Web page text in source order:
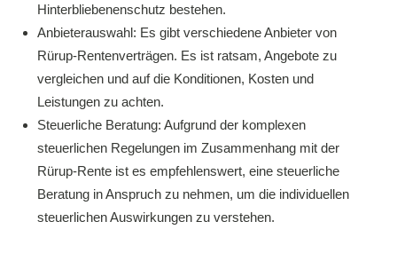
Hinterbliebenenschutz bestehen.
Anbieterauswahl: Es gibt verschiedene Anbieter von
Rürup-Rentenverträgen. Es ist ratsam, Angebote zu
vergleichen und auf die Konditionen, Kosten und
Leistungen zu achten.
Steuerliche Beratung: Aufgrund der komplexen
steuerlichen Regelungen im Zusammenhang mit der
Rürup-Rente ist es empfehlenswert, eine steuerliche
Beratung in Anspruch zu nehmen, um die individuellen
steuerlichen Auswirkungen zu verstehen.